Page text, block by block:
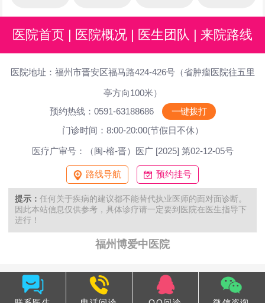
医院首页 医院概况 医生团队 来院路线
医院地址：福州市晋安区福马路424-426号（省肿瘤医院往五里
亭方向100米）
预约热线：0591-63188686
一键拨打
门诊时间：8:00-20:00(节假日不休）
医疗广审号：（闽-榕-晋）医广 [2025] 第02-12-05号
路线导航 预约挂号
提示： 任何关于疾病的建议都不能替代执业医师的面对面诊断。
因此本站信息仅供参考，具体诊疗请一定要到医院在医生指导下
进行！
福州博爱中医院